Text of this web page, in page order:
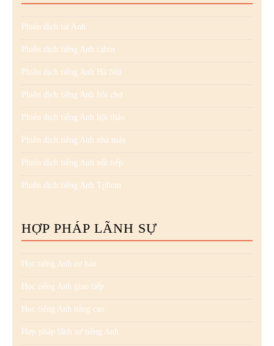
Phiên dịch tại Anh
Phiên dịch tiếng Anh cabin
Phiên dịch tiếng Anh Hà Nội
Phiên dịch tiếng Anh hội chợ
Phiên dịch tiếng Anh hội thảo
Phiên dịch tiếng Anh nhà máy
Phiên dịch tiếng Anh nối tiếp
Phiên dịch tiếng Anh Tphcm
HỢP PHÁP LÃNH SỰ
Học tiếng Anh cơ bản
Học tiếng Anh giao tiếp
Học tiếng Anh nâng cao
Hợp pháp lãnh sự tiếng Anh